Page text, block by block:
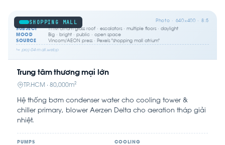
SHOPPING MALL Photo · 640×400 · 8:5
SUBJECT
TTTM atrium glass roof · escalators · multiple floors · daylight
MOOD
Big · bright · public · open space
SOURCE
Vincom/AEON press · Pexels "shopping mall atrium"
↳ proj-04-mall.webp
Trung tâm thương mại lớn
TP.HCM · 80,000m²
Hệ thống bơm condenser water cho cooling tower &
chiller primary, blower Aerzen Delta cho aeration tháp giải
nhiệt.
PUMPS COOLING